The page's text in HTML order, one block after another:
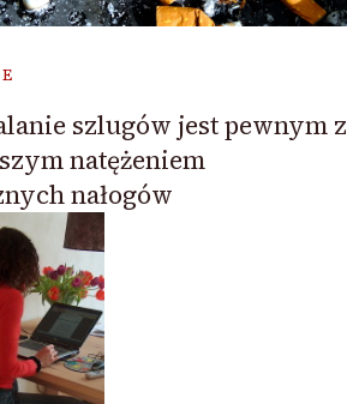
szlugów jest pewnym z
natężeniem
nałogów